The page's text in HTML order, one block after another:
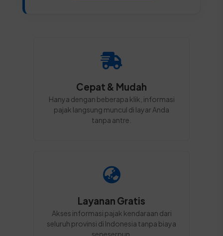
Cepat & Mudah
Hanya dengan beberapa klik, informasi
pajak langsung muncul di layar Anda
tanpa antre.
Layanan Gratis
Akses informasi pajak kendaraan dari
seluruh provinsi di Indonesia tanpa biaya
sepeserpun.